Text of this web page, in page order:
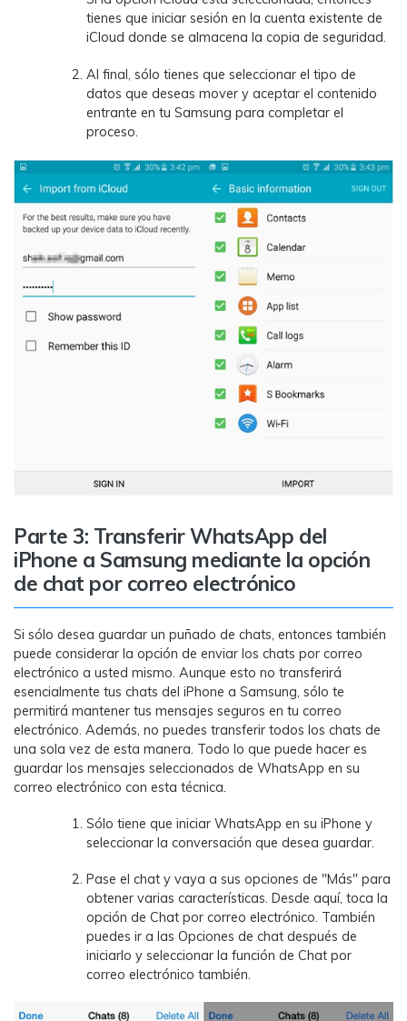
tienes que iniciar sesión en la cuenta existente de
iCloud donde se almacena la copia de seguridad.
Al final, sólo tienes que seleccionar el tipo de
datos que deseas mover y aceptar el contenido
entrante en tu Samsung para completar el
proceso.
Parte 3: Transferir WhatsApp del
iPhone a Samsung mediante la opción
de chat por correo electrónico
Si sólo desea guardar un puñado de chats, entonces también
puede considerar la opción de enviar los chats por correo
electrónico a usted mismo. Aunque esto no transferirá
esencialmente tus chats del iPhone a Samsung, sólo te
permitirá mantener tus mensajes seguros en tu correo
electrónico. Además, no puedes transferir todos los chats de
una sola vez de esta manera. Todo lo que puede hacer es
guardar los mensajes seleccionados de WhatsApp en su
correo electrónico con esta técnica.
Sólo tiene que iniciar WhatsApp en su iPhone y
seleccionar la conversación que desea guardar.
Pase el chat y vaya a sus opciones de "Más" para
obtener varias características. Desde aquí, toca la
opción de Chat por correo electrónico. También
puedes ir a las Opciones de chat después de
iniciarlo y seleccionar la función de Chat por
correo electrónico también.